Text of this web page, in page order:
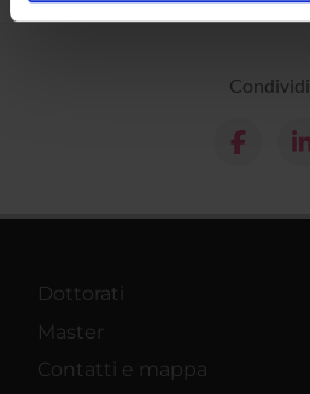
pubblicità e social media, i quali
raccolto dal tuo utilizzo dei loro
Condividi
Dottorati
Master
Contatti e mappa